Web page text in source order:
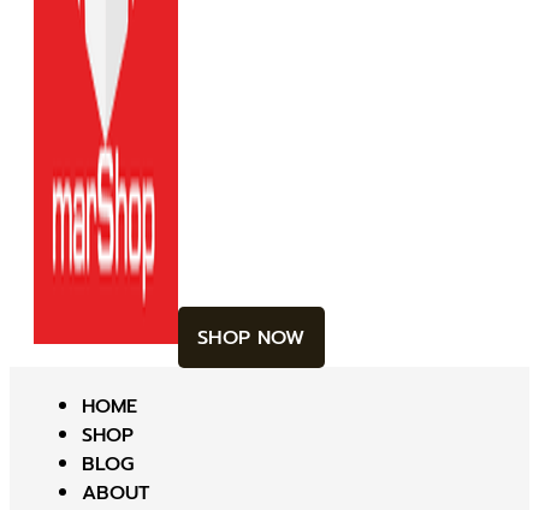
SHOP NOW
HOME
SHOP
BLOG
ABOUT